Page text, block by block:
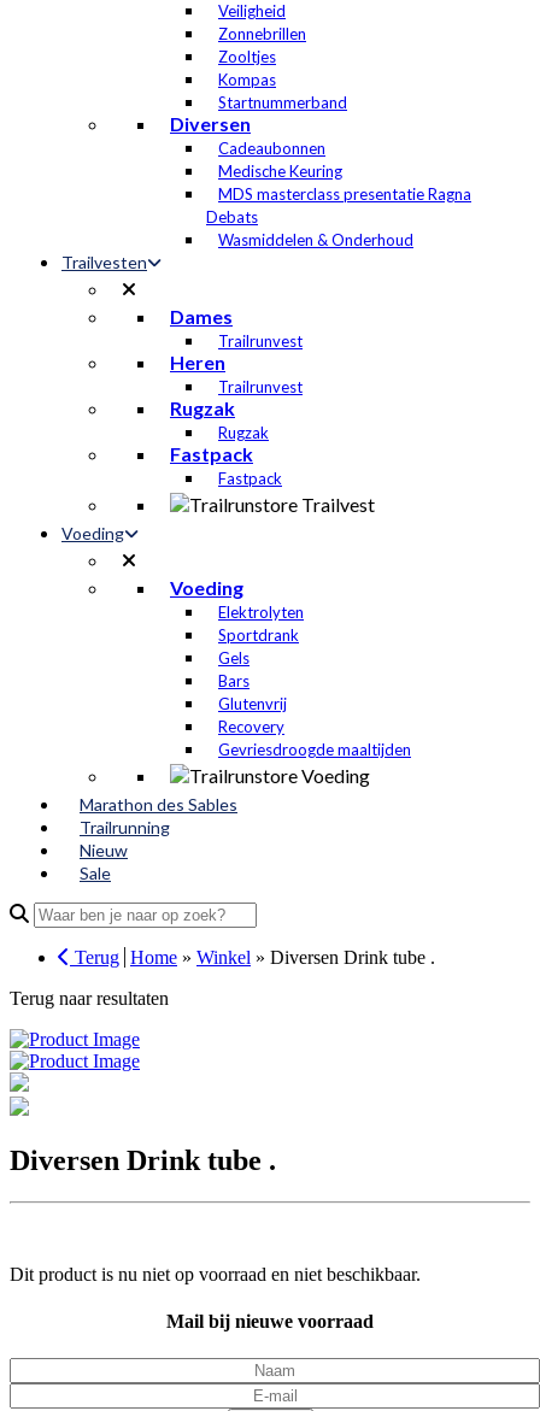
Veiligheid
Zonnebrillen
Zooltjes
Kompas
Startnummerband
Diversen
Cadeaubonnen
Medische Keuring
MDS masterclass presentatie Ragna
Debats
Wasmiddelen & Onderhoud
Trailvesten
Dames
Trailrunvest
Heren
Trailrunvest
Rugzak
Rugzak
Fastpack
Fastpack
Voeding
Voeding
Elektrolyten
Sportdrank
Gels
Bars
Glutenvrij
Recovery
Gevriesdroogde maaltijden
Marathon des Sables
Trailrunning
Nieuw
Sale
Search
for:
Terug Home » Winkel » Diversen Drink tube .
Terug naar resultaten
Diversen Drink tube .
Dit product is nu niet op voorraad en niet beschikbaar.
Mail bij nieuwe voorraad